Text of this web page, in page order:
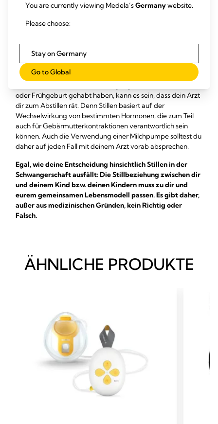
Kindes ab.
Option 4: Dein Arzt rät
dir zum Abstillen
In den meisten Fällen liegt die Entscheidung des Ab- oder
Weiterstillens in der Schwangerschaft im eigenen Ermessen
oder Frühgeburt gehabt haben, kann es sein, dass dein Arzt
dir zum Abstillen rät. Denn Stillen basiert auf der
Wechselwirkung von bestimmten Hormonen, die zum Teil
auch für Gebärmutterkontraktionen verantwortlich sein
können. Auch die Verwendung einer Milchpumpe solltest du
daher auf jeden Fall mit deinem Arzt vorab absprechen.
Egal, wie deine Entscheidung hinsichtlich Stillen in der
Schwangerschaft ausfällt: Die Stillbeziehung zwischen dir
und deinem Kind bzw. deinen Kindern muss zu dir und
eurem gemeinsamen Lebensmodell passen. Es gibt daher,
außer aus medizinischen Gründen, kein Richtig oder
Falsch.
ÄHNLICHE PRODUKTE
You are currently viewing Medela’sGermanywebsite.
Please choose:
Stay on Germany
Go to Global